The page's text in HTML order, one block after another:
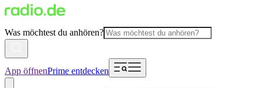
Was möchtest du anhören?
App öffnenPrime entdecken